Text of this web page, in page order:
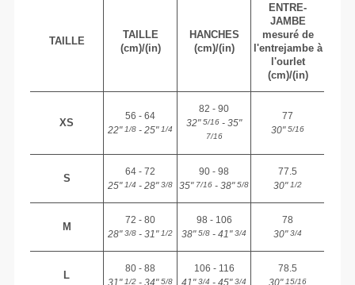
TAILLE
TAILLE
(cm)/(in)
HANCHES
(cm)/(in)
ENTRE-
JAMBE
mesuré de
l'entrejambe à
l'ourlet
(cm)/(in)
XS
56 - 64
22"1/8 - 25"1/4
82 - 90
32"5/16 - 35"
7/16
77
30"5/16
S
64 - 72
25"1/4 - 28"3/8
90 - 98
35"7/16 - 38"5/8
77.5
30"1/2
M
72 - 80
28"3/8 - 31"1/2
98 - 106
38"5/8 - 41"3/4
78
30"3/4
L
80 - 88
31"1/2 - 34"5/8
106 - 116
41"3/4 - 45"3/4
78.5
30"15/16